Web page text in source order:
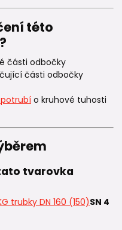
této
části odbočky
části odbočky
potrubí o kruhové tuhosti
tvarovka
trubky DN 160 (150)SN 4